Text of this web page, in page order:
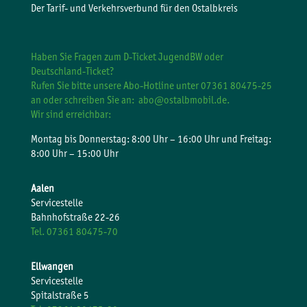
Der Tarif- und Verkehrsverbund für den Ostalbkreis
Haben Sie Fragen zum D-Ticket JugendBW oder
Deutschland-Ticket?
Rufen Sie bitte unsere Abo-Hotline unter 07361 80475-25
an oder schreiben Sie an: abo@ostalbmobil.de.
Wir sind erreichbar:
Montag bis Donnerstag: 8:00 Uhr – 16:00 Uhr und Freitag:
8:00 Uhr – 15:00 Uhr
Aalen
Servicestelle
Bahnhofstraße 22-26
Tel. 07361 80475-70
Ellwangen
Servicestelle
Spitalstraße 5